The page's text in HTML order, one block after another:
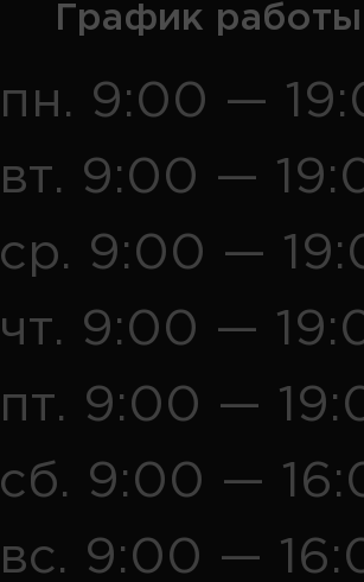
График
пн. 9:00 —
вт. 9:00 —
ср. 9:00 —
чт. 9:00 —
пт. 9:00 —
сб. 9:00 —
вс. 9:00 —